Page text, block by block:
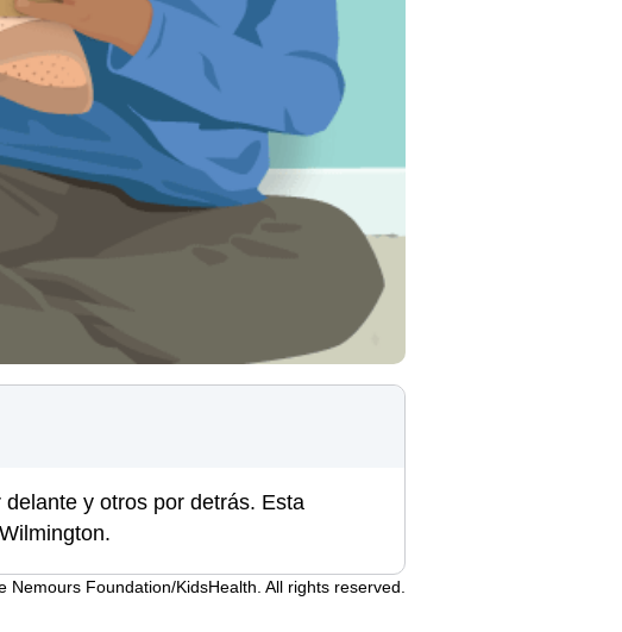
y otros por detrás. Esta
Nemours Foundation/KidsHealth. All rights reserved.